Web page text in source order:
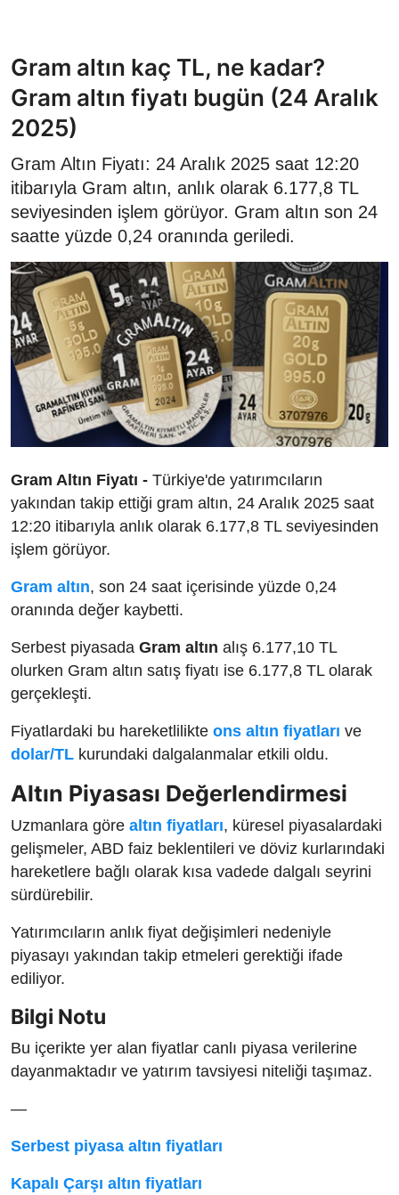
Gram altın kaç TL, ne kadar?
Gram altın fiyatı bugün (24 Aralık
2025)
Gram Altın Fiyatı: 24 Aralık 2025 saat 12:20
itibarıyla Gram altın, anlık olarak 6.177,8 TL
seviyesinden işlem görüyor. Gram altın son 24
saatte yüzde 0,24 oranında geriledi.
Gram Altın Fiyatı - Türkiye'de yatırımcıların
yakından takip ettiği gram altın, 24 Aralık 2025 saat
12:20 itibarıyla anlık olarak 6.177,8 TL seviyesinden
işlem görüyor.
Gram altın, son 24 saat içerisinde yüzde 0,24
oranında değer kaybetti.
Serbest piyasada Gram altın alış 6.177,10 TL
olurken Gram altın satış fiyatı ise 6.177,8 TL olarak
gerçekleşti.
Fiyatlardaki bu hareketlilikte ons altın fiyatları ve
dolar/TL kurundaki dalgalanmalar etkili oldu.
Altın Piyasası Değerlendirmesi
Uzmanlara göre altın fiyatları, küresel piyasalardaki
gelişmeler, ABD faiz beklentileri ve döviz kurlarındaki
hareketlere bağlı olarak kısa vadede dalgalı seyrini
sürdürebilir.
Yatırımcıların anlık fiyat değişimleri nedeniyle
piyasayı yakından takip etmeleri gerektiği ifade
ediliyor.
Bilgi Notu
Bu içerikte yer alan fiyatlar canlı piyasa verilerine
dayanmaktadır ve yatırım tavsiyesi niteliği taşımaz.
—
Serbest piyasa altın fiyatları
Kapalı Çarşı altın fiyatları